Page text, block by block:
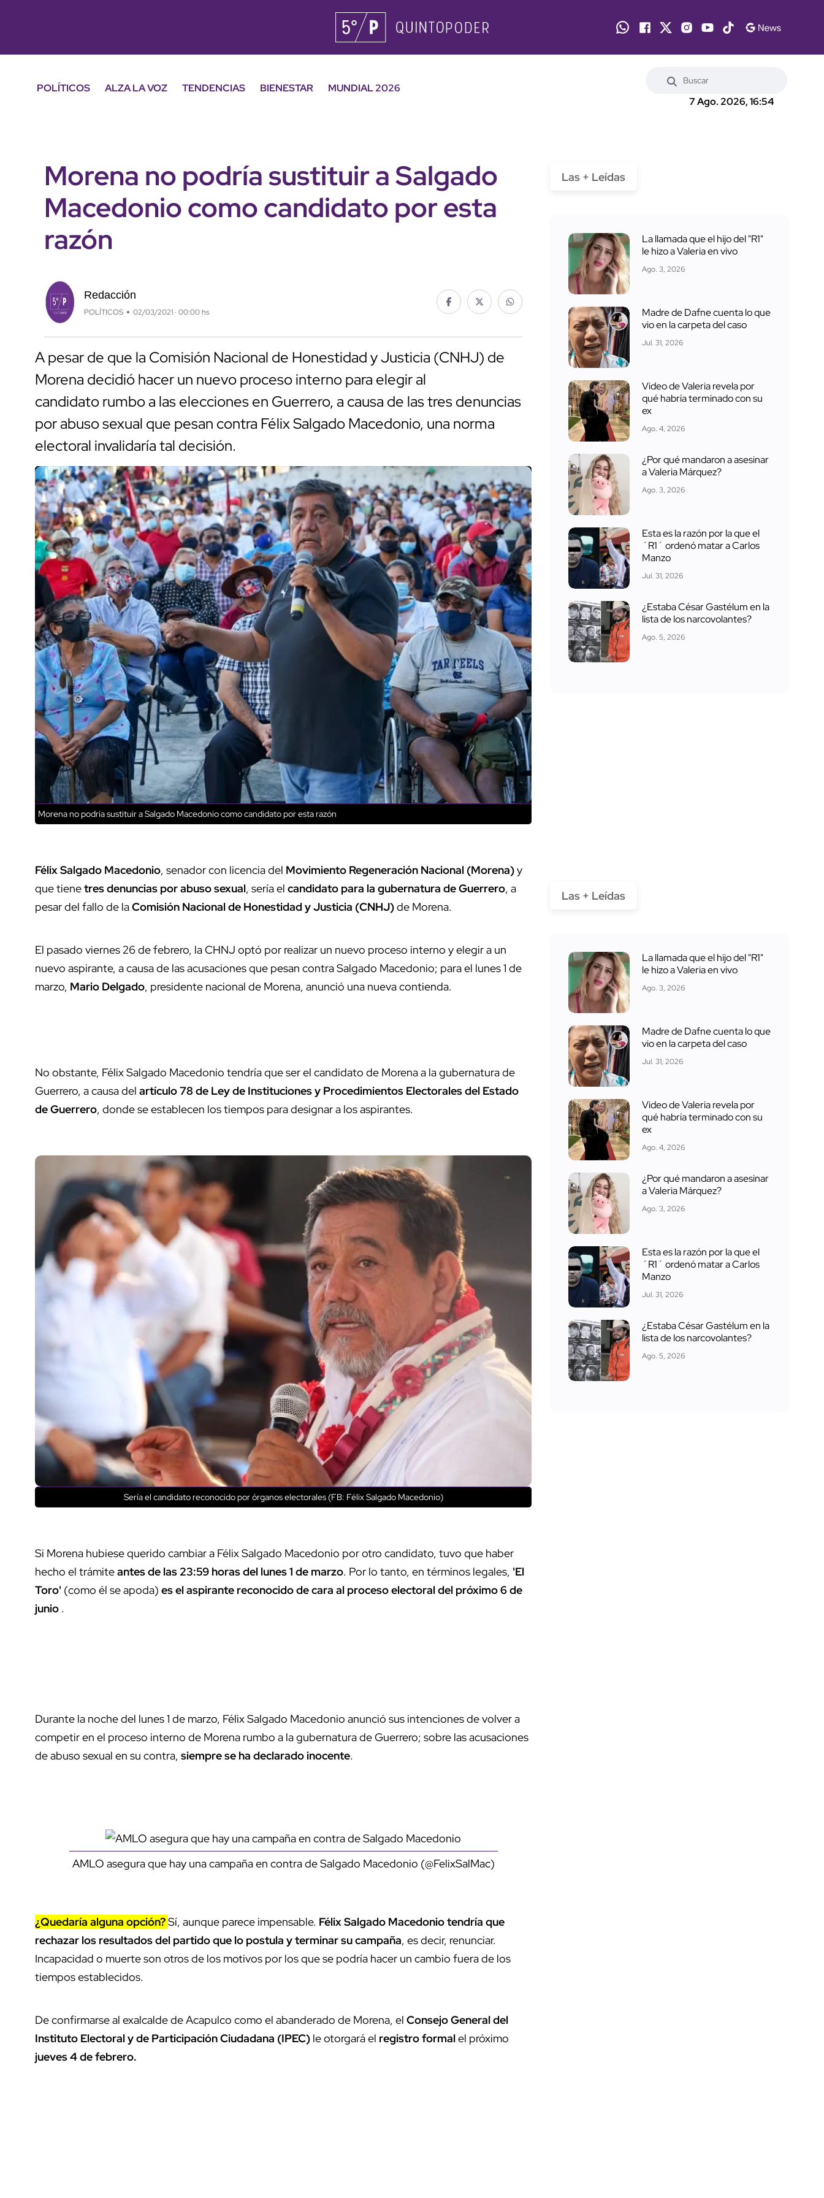
POLÍTICOS ALZA LA VOZ TENDENCIAS BIENESTAR
MUNDIAL 2026
7 Ago. 2026, 16:54
Morena no podría sustituir a Salgado
Macedonio como candidato por esta
razón
Redacción
POLÍTICOS 02/03/2021 · 00:00 hs
A pesar de que la Comisión Nacional de Honestidad y Justicia (CNHJ) de
Morena decidió hacer un nuevo proceso interno para elegir al
candidato rumbo a las elecciones en Guerrero, a causa de las tres denuncias
por abuso sexual que pesan contra Félix Salgado Macedonio, una norma
electoral invalidaría tal decisión.
Morena no podría sustituir a Salgado Macedonio como candidato por esta razón
Félix Salgado Macedonio, senador con licencia del Movimiento Regeneración Nacional (Morena)y
que tienetres denuncias por abuso sexual, sería el candidato para la gubernatura de Guerrero, a
pesar del fallo de laComisión Nacional de Honestidad y Justicia (CNHJ)de Morena.
El pasado viernes 26 de febrero, la CHNJ optó por realizar un nuevo proceso interno y elegir a un
nuevo aspirante, a causa de las acusaciones que pesan contra Salgado Macedonio; para el lunes 1 de
marzo, Mario Delgado, presidente nacional de Morena, anunció una nueva contienda.
No obstante, Félix Salgado Macedonio tendría que ser el candidato de Morena a la gubernatura de
Guerrero, a causa del artículo 78 de Ley de Instituciones y Procedimientos Electorales del Estado
de Guerrero, donde se establecen los tiempos para designar a los aspirantes.
Sería el candidato reconocido por órganos electorales (FB: Félix Salgado Macedonio)
Si Morena hubiese querido cambiar a Félix Salgado Macedonio por otro candidato, tuvo que haber
hecho el trámiteantes de las 23:59 horas del lunes 1 de marzo. Por lo tanto, en términos legales, 'El
Toro' (como él se apoda) es el aspirante reconocido de cara al proceso electoral del próximo 6 de
junio .
Durante la noche del lunes 1 de marzo, Félix Salgado Macedonio anunció sus intenciones de volver a
competir en el proceso interno de Morena rumbo a la gubernatura de Guerrero; sobre las acusaciones
de abuso sexual en su contra, siempre se ha declarado inocente.
AMLO asegura que hay una campaña en contra de Salgado Macedonio (@FelixSalMac)
¿Quedaría alguna opción?Sí, aunque parece impensable. Félix Salgado Macedonio tendría que
rechazar los resultados del partido que lo postula y terminar su campaña, es decir, renunciar.
Incapacidad o muerte son otros de los motivos por los que se podría hacer un cambio fuera de los
tiempos establecidos.
De confirmarse al exalcalde de Acapulco como el abanderado de Morena, el Consejo General del
Instituto Electoral y de Participación Ciudadana (IPEC) le otorgará el registro formalel próximo
jueves 4 de febrero.
Las + Leídas
La llamada que el hijo del "R1"
le hizo a Valeria en vivo
Ago. 3, 2026
Madre de Dafne cuenta lo que
vio en la carpeta del caso
Jul. 31, 2026
Video de Valeria revela por
qué habría terminado con su
ex
Ago. 4, 2026
¿Por qué mandaron a asesinar
a Valeria Márquez?
Ago. 3, 2026
Esta es la razón por la que el
´R1´ ordenó matar a Carlos
Manzo
Jul. 31, 2026
¿Estaba César Gastélum en la
lista de los narcovolantes?
Ago. 5, 2026
Las + Leídas
La llamada que el hijo del "R1"
le hizo a Valeria en vivo
Ago. 3, 2026
Madre de Dafne cuenta lo que
vio en la carpeta del caso
Jul. 31, 2026
Video de Valeria revela por
qué habría terminado con su
ex
Ago. 4, 2026
¿Por qué mandaron a asesinar
a Valeria Márquez?
Ago. 3, 2026
Esta es la razón por la que el
´R1´ ordenó matar a Carlos
Manzo
Jul. 31, 2026
¿Estaba César Gastélum en la
lista de los narcovolantes?
Ago. 5, 2026